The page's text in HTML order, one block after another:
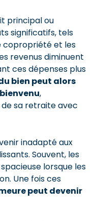
principal ou
significatifs, tels
copropriété et les
revenus diminuent
ces dépenses plus
bien peut alors
,
sa retraite avec
inadapté aux
Souvent, les
lorsque les
Une fois ces
peut devenir